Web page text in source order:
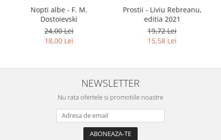
Nopti albe - F. M.
Dostoievski
24,00 Lei
18,00 Lei
Prostii - Liviu Rebreanu,
editia 2021
19,72 Lei
15,58 Lei
NEWSLETTER
Nu rata ofertele si promotiile noastre